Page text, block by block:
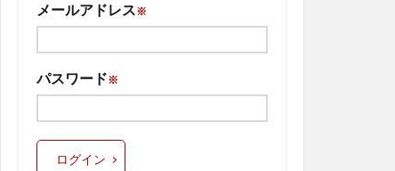
メールアドレス※
パスワード※
ログイン